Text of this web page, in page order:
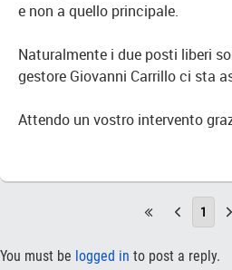
e non a quello principale.
Naturalmente i due posti liberi
gestore Giovanni Carrillo ci sta
Attendo un vostro intervento
1
You must be logged in to post a reply.